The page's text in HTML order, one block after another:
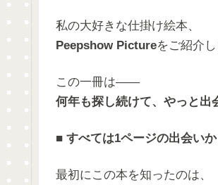
私の大好きな仕掛け絵本、
Peepshow Pictureをご紹介し
この一冊は――
何年も探し続けて、やっと出
■ すべては1ページの出会いか
最初にこの本を知ったのは、